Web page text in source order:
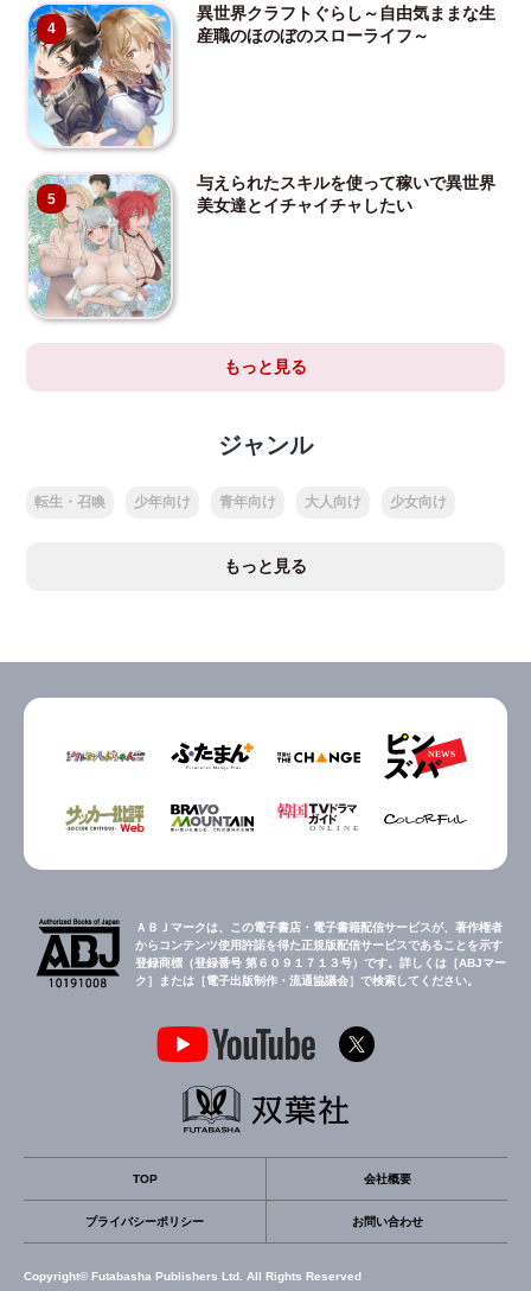
4
異世界クラフトぐらし～自由気ままな生
産職のほのぼのスローライフ～
5
与えられたスキルを使って稼いで異世界
美女達とイチャイチャしたい
もっと見る
ジャンル
転生・召喚 少年向け 青年向け 大人向け 少女向け
もっと見る
ＡＢＪマークは、この電子書店・電子書籍配信サービスが、著作権者
からコンテンツ使用許諾を得た正規版配信サービスであることを示す
登録商標（登録番号 第６０９１７１３号）です。詳しくは［ABJマー
ク］または［電子出版制作・流通協議会］で検索してください。
TOP 会社概要
プライバシーポリシー お問い合わせ
Copyright© Futabasha Publishers Ltd. All Rights Reserved